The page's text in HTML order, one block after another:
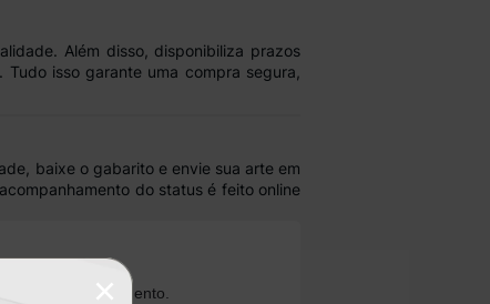
Além disso, disponibiliza prazos
. Tudo isso garante uma compra segura,
baixe o gabarito e envie sua arte em
do status é feito online
no atendimento.